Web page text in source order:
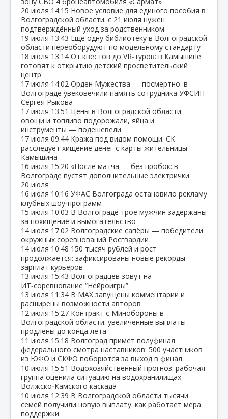
20 июля 14:15 Новое условие для единого пособия в
Волгоградской области: с 21 июля нужен
подтверждённый уход за родственником
19 июля 13:43 Ещё одну библиотеку в Волгоградской
области переоборудуют по модельному стандарту
18 июля 13:14 От квестов до VR‑туров: в Камышине
готовят к открытию детский просветительский
центр
17 июля 14:02 Орден Мужества — посмертно: в
Волгограде увековечили память сотрудника УФСИН
Сергея Рыкова
17 июля 13:51 Цены в Волгоградской области:
овощи и топливо подорожали, яйца и
инструменты — подешевели
17 июля 09:44 Кража под видом помощи: СК
расследует хищение денег с карты жительницы
Камышина
16 июля 15:20 «После матча — без пробок: в
Волгограде пустят дополнительные электрички
20 июля
16 июля 10:16 УФАС Волгограда остановило рекламу
клубных шоу‑программ
15 июля 10:03 В Волгограде трое мужчин задержаны
за похищение и вымогательство
14 июля 17:02 Волгоградские сапёры — победители
окружных соревнований Росгвардии
14 июля 10:48 150 тысяч рублей и рост
продолжается: зафиксированы новые рекорды
зарплат курьеров
13 июля 15:43 Волгоградцев зовут на
ИТ‑соревнование “Нейроигры”
13 июля 11:34 В МАХ запущены комментарии и
расширены возможности авторов
12 июля 15:27 Контракт с Минобороны в
Волгоградской области: увеличенные выплаты
продлены до конца лета
11 июля 15:18 Волгоград примет полуфинал
федерального смотра наставников: 500 участников
из ЮФО и СКФО поборются за выход в финал
10 июля 15:51 Водохозяйственный прогноз: рабочая
группа оценила ситуацию на водохранилищах
Волжско‑Камского каскада
10 июля 12:39 В Волгоградской области тысячи
семей получили новую выплату: как работает мера
поддержки